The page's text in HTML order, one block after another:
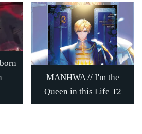
MANHWA // I'm the
Queen in this Life T2